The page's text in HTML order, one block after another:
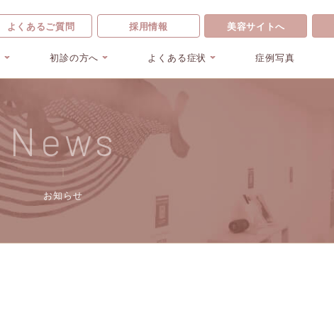
よくあるご質問 採用情報 美容サイトへ
初診の方へ よくある症状 症例写真
News
お知らせ